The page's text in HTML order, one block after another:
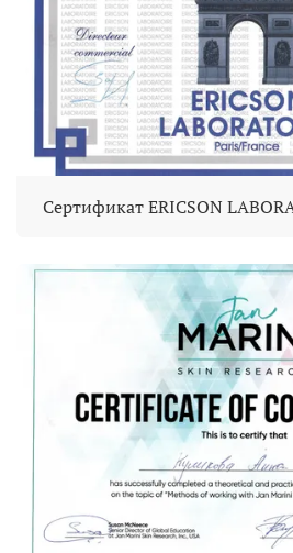
Сертификат ERICSON